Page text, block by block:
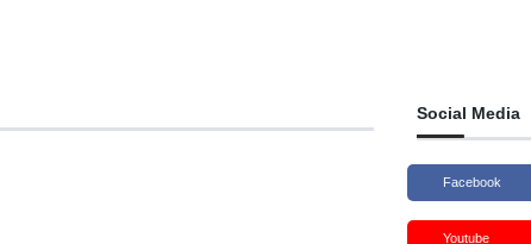
Social Media
Facebook
Youtube